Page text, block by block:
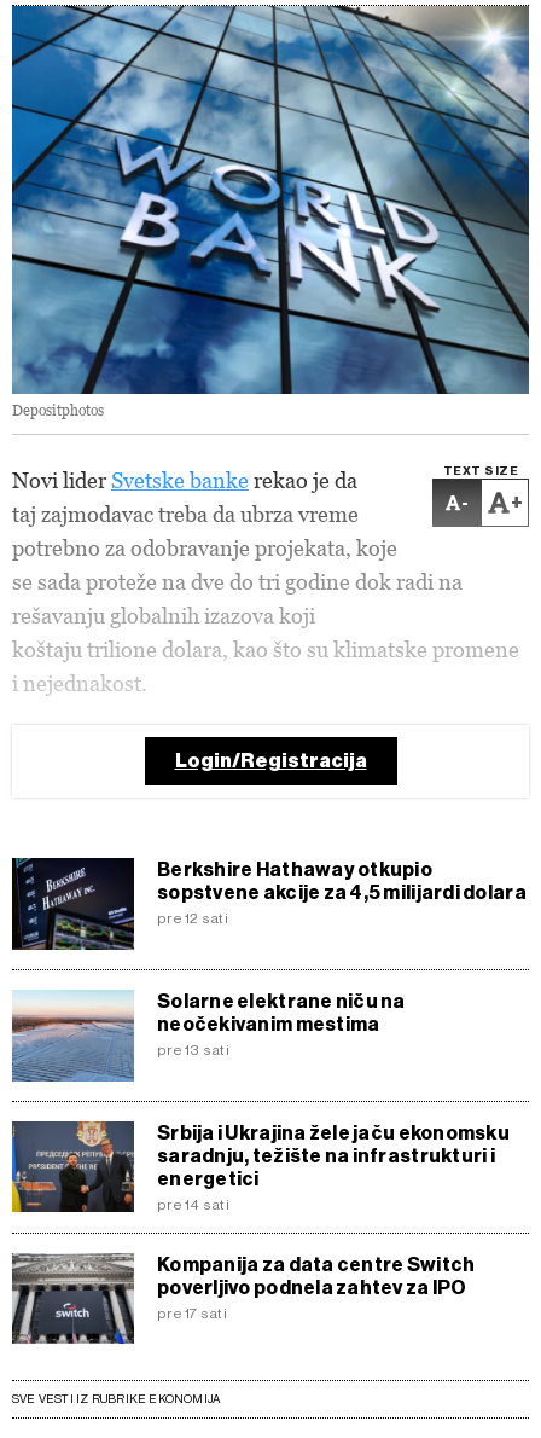
Depositphotos
TEXT SIZE
- +
Novi liderSvetske bankerekao je da
taj zajmodavac treba da ubrza vreme
potrebno za odobravanje projekata, koje
se sada proteže na dve do tri godine dok radi na
rešavanju globalnih izazova koji
koštaju trilione dolara, kao što su klimatske promene
i nejednakost.
Login/Registracija
Berkshire Hathaway otkupio
sopstvene akcije za 4,5 milijardi dolara
pre 12 sati
Solarne elektrane niču na
neočekivanim mestima
pre 13 sati
Srbija i Ukrajina žele jaču ekonomsku
saradnju, težište na infrastrukturi i
energetici
pre 14 sati
Kompanija za data centre Switch
poverljivo podnela zahtev za IPO
pre 17 sati
SVE VESTI IZ RUBRIKE EKONOMIJA